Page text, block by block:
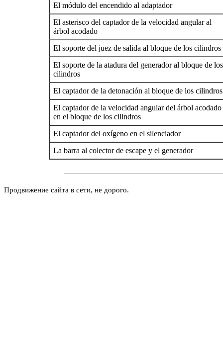
El módulo del encendido al adaptador
El asterisco del captador de la velocidad angular al
árbol acodado
El soporte del juez de salida al bloque de los cilindros
El soporte de la atadura del generador al bloque de los
cilindros
El captador de la detonación al bloque de los cilindros
El captador de la velocidad angular del árbol acodado
en el bloque de los cilindros
El captador del oxígeno en el silenciador
La barra al colector de escape y el generador
Продвижение сайта в сети, не дорого.